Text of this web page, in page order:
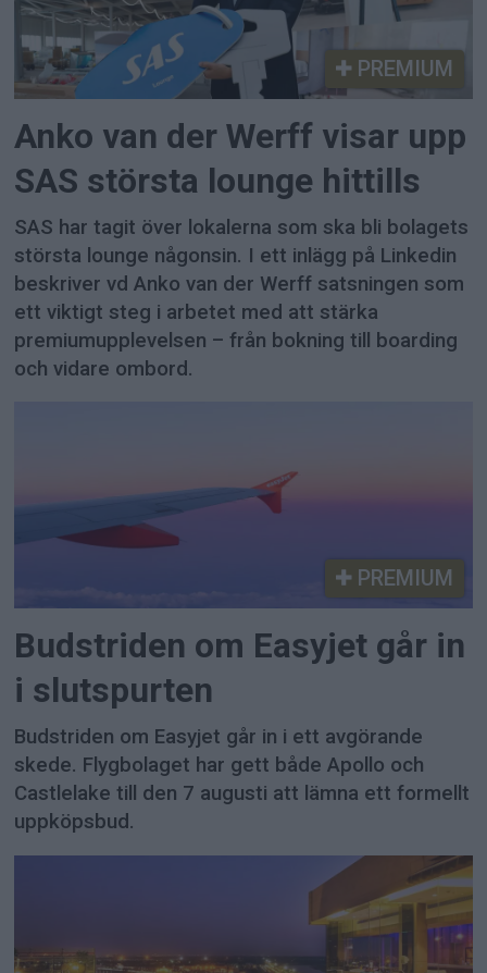
PREMIUM
Anko van der Werff visar upp
SAS största lounge hittills
SAS har tagit över lokalerna som ska bli bolagets
största lounge någonsin. I ett inlägg på Linkedin
beskriver vd Anko van der Werff satsningen som
ett viktigt steg i arbetet med att stärka
premiumupplevelsen – från bokning till boarding
och vidare ombord.
PREMIUM
Budstriden om Easyjet går in
i slutspurten
Budstriden om Easyjet går in i ett avgörande
skede. Flygbolaget har gett både Apollo och
Castlelake till den 7 augusti att lämna ett formellt
uppköpsbud.